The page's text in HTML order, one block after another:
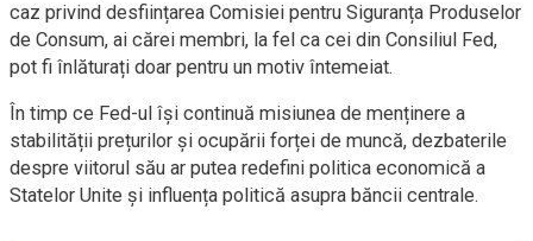
caz privind desființarea Comisiei pentru Siguranța Produselor
de Consum, ai cărei membri, la fel ca cei din Consiliul Fed,
pot fi înlăturați doar pentru un motiv întemeiat.
În timp ce Fed-ul își continuă misiunea de menținere a
stabilității prețurilor și ocupării forței de muncă, dezbaterile
despre viitorul său ar putea redefini politica economică a
Statelor Unite și influența politică asupra băncii centrale.